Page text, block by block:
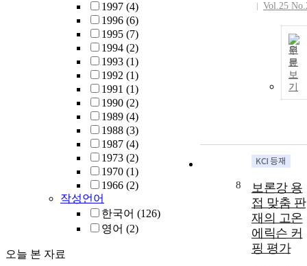
1997 (4)
1996 (6)
1995 (7)
1994 (2)
1993 (1)
1992 (1)
1991 (1)
1990 (2)
1989 (4)
1988 (3)
1987 (4)
1973 (2)
1970 (1)
1966 (2)
작성언어
한국어 (126)
영어 (2)
오늘 본 자료
Vol.25
원
문
보
기
8
보론강 용
접 맞춤 판
재의 고온
에릭슨 커
핑 평가